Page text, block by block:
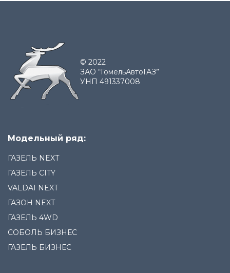
© 2022
ЗАО “ГомельАвтоГАЗ”
УНП 491337008
Модельный ряд:
ГАЗЕЛЬ NEXT
ГАЗЕЛЬ CITY
VALDAI NEXT
ГАЗОН NEXT
ГАЗЕЛЬ 4WD
СОБОЛЬ БИЗНЕС
ГАЗЕЛЬ БИЗНЕС